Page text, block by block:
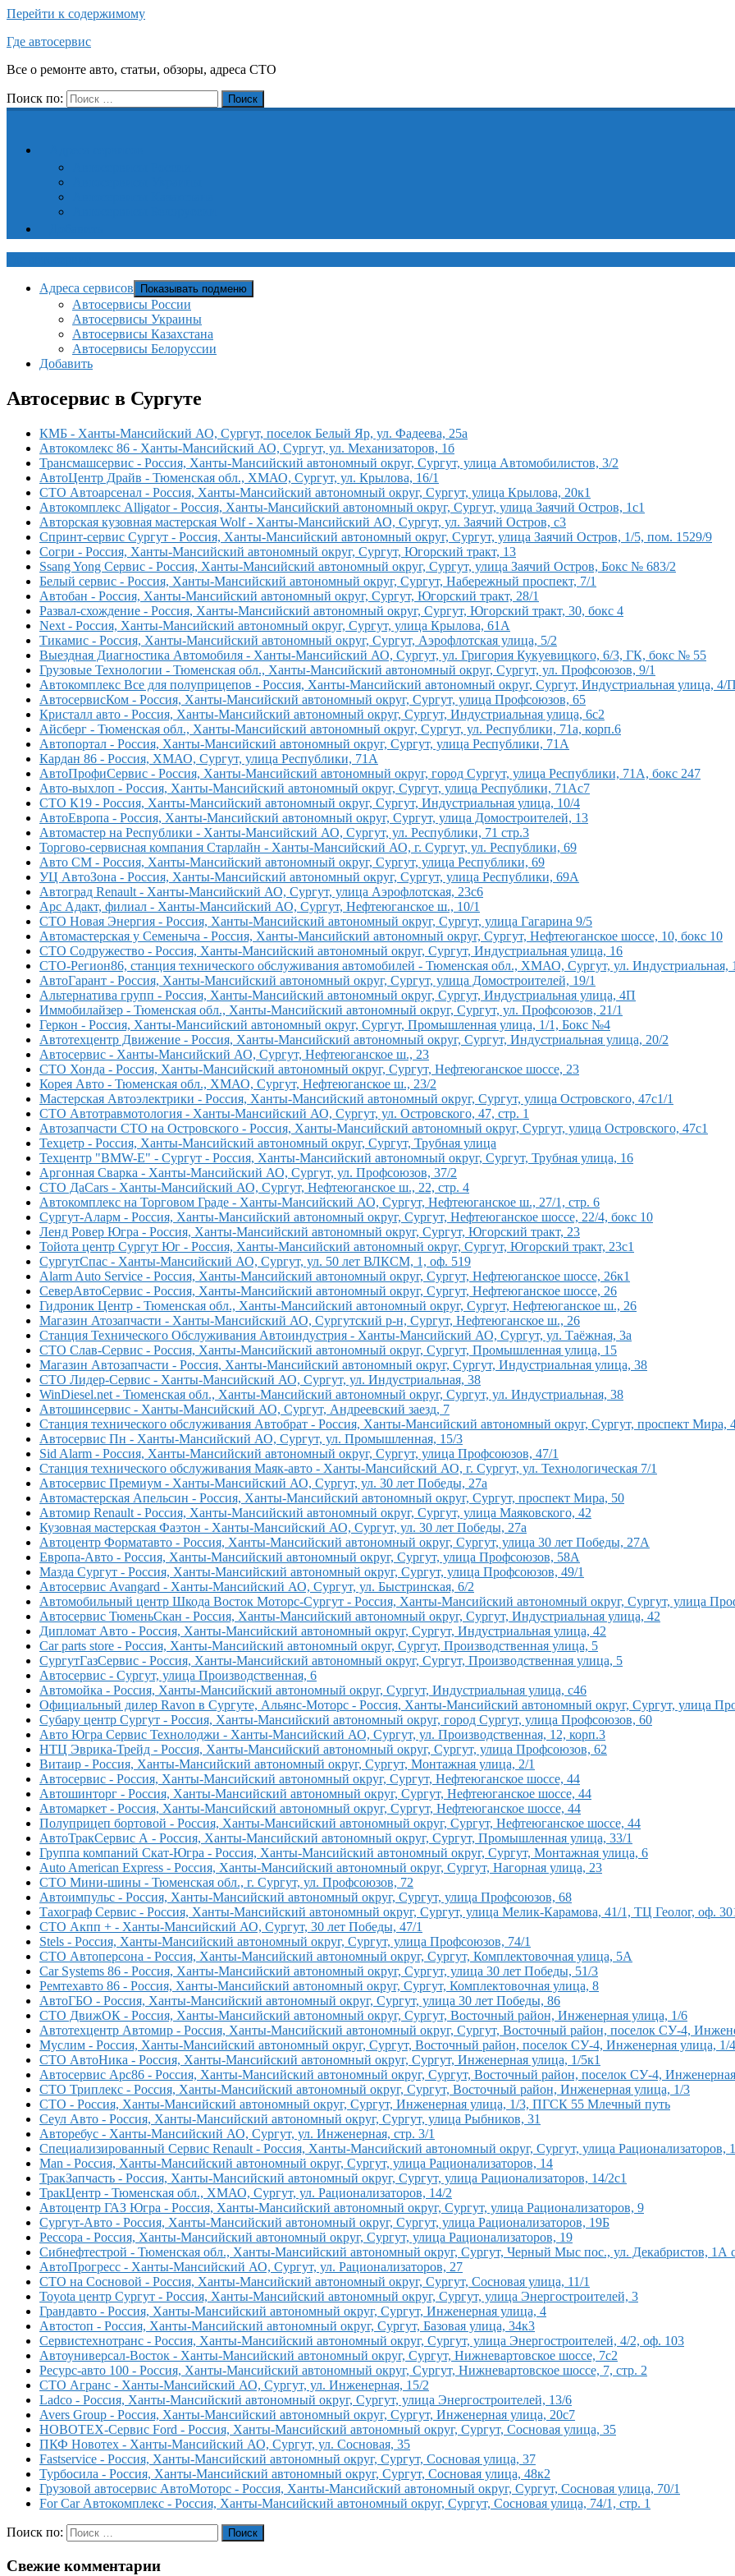
Перейти к содержимому
Где автосервис
Все о ремонте авто, статьи, обзоры, адреса СТО
Поиск по: Поиск
Адреса сервисов Показывать подменю
Автосервисы России
Автосервисы Украины
Автосервисы Казахстана
Автосервисы Белоруссии
Добавить
Автосервис в Сургуте
КМБ - Ханты-Мансийский АО, Сургут, поселок Белый Яр, ул. Фадеева, 25а
Автокомлекс 86 - Ханты-Мансийский АО, Сургут, ул. Механизаторов, 1б
Трансмашсервис - Россия, Ханты-Мансийский автономный округ, Сургут, улица Автомобилистов, 3/2
АвтоЦентр Драйв - Тюменская обл., ХМАО, Сургут, ул. Крылова, 16/1
СТО Автоарсенал - Россия, Ханты-Мансийский автономный округ, Сургут, улица Крылова, 20к1
Автокомплекс Alligator - Россия, Ханты-Мансийский автономный округ, Сургут, улица Заячий Остров, 1с1
Авторская кузовная мастерская Wolf - Ханты-Мансийский АО, Сургут, ул. Заячий Остров, с3
Спринт-сервис Сургут - Россия, Ханты-Мансийский автономный округ, Сургут, улица Заячий Остров, 1/5, пом. 1529/9
Согри - Россия, Ханты-Мансийский автономный округ, Сургут, Югорский тракт, 13
Ssang Yong Сервис - Россия, Ханты-Мансийский автономный округ, Сургут, улица Заячий Остров, Бокс № 683/2
Белый сервис - Россия, Ханты-Мансийский автономный округ, Сургут, Набережный проспект, 7/1
Автобан - Россия, Ханты-Мансийский автономный округ, Сургут, Югорский тракт, 28/1
Развал-схождение - Россия, Ханты-Мансийский автономный округ, Сургут, Югорский тракт, 30, бокс 4
Next - Россия, Ханты-Мансийский автономный округ, Сургут, улица Крылова, 61А
Тикамис - Россия, Ханты-Мансийский автономный округ, Сургут, Аэрофлотская улица, 5/2
Выездная Диагностика Автомобиля - Ханты-Мансийский АО, Сургут, ул. Григория Кукуевицкого, 6/3, ГК, бокс № 55
Грузовые Технологии - Тюменская обл., Ханты-Мансийский автономный округ, Сургут, ул. Профсоюзов, 9/1
Автокомплекс Все для полуприцепов - Россия, Ханты-Мансийский автономный округ, Сургут, Индустриальная улица, 4/
АвтосервисКом - Россия, Ханты-Мансийский автономный округ, Сургут, улица Профсоюзов, 65
Кристалл авто - Россия, Ханты-Мансийский автономный округ, Сургут, Индустриальная улица, 6с2
Айсберг - Тюменская обл., Ханты-Мансийский автономный округ, Сургут, ул. Республики, 71а, корп.6
Автопортал - Россия, Ханты-Мансийский автономный округ, Сургут, улица Республики, 71А
Кардан 86 - Россия, ХМАО, Сургут, улица Республики, 71А
АвтоПрофиСервис - Россия, Ханты-Мансийский автономный округ, город Сургут, улица Республики, 71А, бокс 247
Авто-выхлоп - Россия, Ханты-Мансийский автономный округ, Сургут, улица Республики, 71Ас7
СТО К19 - Россия, Ханты-Мансийский автономный округ, Сургут, Индустриальная улица, 10/4
АвтоЕвропа - Россия, Ханты-Мансийский автономный округ, Сургут, улица Домостроителей, 13
Автомастер на Республики - Ханты-Мансийский АО, Сургут, ул. Республики, 71 стр.3
Торгово-сервисная компания Старлайн - Ханты-Мансийский АО, г. Сургут, ул. Республики, 69
Авто СМ - Россия, Ханты-Мансийский автономный округ, Сургут, улица Республики, 69
УЦ АвтоЗона - Россия, Ханты-Мансийский автономный округ, Сургут, улица Республики, 69А
Автоград Renault - Ханты-Мансийский АО, Сургут, улица Аэрофлотская, 23с6
Арс Адакт, филиал - Ханты-Мансийский АО, Сургут, Нефтеюганское ш., 10/1
СТО Новая Энергия - Россия, Ханты-Мансийский автономный округ, Сургут, улица Гагарина 9/5
Автомастерская у Семеныча - Россия, Ханты-Мансийский автономный округ, Сургут, Нефтеюганское шоссе, 10, бокс 10
СТО Содружество - Россия, Ханты-Мансийский автономный округ, Сургут, Индустриальная улица, 16
СТО-Регион86, станция технического обслуживания автомобилей - Тюменская обл., ХМАО, Сургут, ул. Индустриальная,
АвтоГарант - Россия, Ханты-Мансийский автономный округ, Сургут, улица Домостроителей, 19/1
Альтернатива групп - Россия, Ханты-Мансийский автономный округ, Сургут, Индустриальная улица, 4П
Иммобилайзер - Тюменская обл., Ханты-Мансийский автономный округ, Сургут, ул. Профсоюзов, 21/1
Геркон - Россия, Ханты-Мансийский автономный округ, Сургут, Промышленная улица, 1/1, Бокс №4
Автотехцентр Движение - Россия, Ханты-Мансийский автономный округ, Сургут, Индустриальная улица, 20/2
Автосервис - Ханты-Мансийский АО, Сургут, Нефтеюганское ш., 23
СТО Хонда - Россия, Ханты-Мансийский автономный округ, Сургут, Нефтеюганское шоссе, 23
Корея Авто - Тюменская обл., ХМАО, Сургут, Нефтеюганское ш., 23/2
Мастерская Автоэлектрики - Россия, Ханты-Мансийский автономный округ, Сургут, улица Островского, 47с1/1
СТО Автотравмотология - Ханты-Мансийский АО, Сургут, ул. Островского, 47, стр. 1
Автозапчасти СТО на Островского - Россия, Ханты-Мансийский автономный округ, Сургут, улица Островского, 47с1
Техцетр - Россия, Ханты-Мансийский автономный округ, Сургут, Трубная улица
Техцентр "BMW-E" - Сургут - Россия, Ханты-Мансийский автономный округ, Сургут, Трубная улица, 16
Аргонная Сварка - Ханты-Мансийский АО, Сургут, ул. Профсоюзов, 37/2
СТО ДаCars - Ханты-Мансийский АО, Сургут, Нефтеюганское ш., 22, стр. 4
Автокомплекс на Торговом Граде - Ханты-Мансийский АО, Сургут, Нефтеюганское ш., 27/1, стр. 6
Сургут-Аларм - Россия, Ханты-Мансийский автономный округ, Сургут, Нефтеюганское шоссе, 22/4, бокс 10
Ленд Ровер Югра - Россия, Ханты-Мансийский автономный округ, Сургут, Югорский тракт, 23
Тойота центр Сургут Юг - Россия, Ханты-Мансийский автономный округ, Сургут, Югорский тракт, 23с1
СургутСпас - Ханты-Мансийский АО, Сургут, ул. 50 лет ВЛКСМ, 1, оф. 519
Alarm Auto Service - Россия, Ханты-Мансийский автономный округ, Сургут, Нефтеюганское шоссе, 26к1
СеверАвтоСервис - Россия, Ханты-Мансийский автономный округ, Сургут, Нефтеюганское шоссе, 26
Гидроник Центр - Тюменская обл., Ханты-Мансийский автономный округ, Сургут, Нефтеюганское ш., 26
Магазин Атозапчасти - Ханты-Мансийский АО, Сургутский р-н, Сургут, Нефтеюганское ш., 26
Станция Технического Обслуживания Автоиндустрия - Ханты-Мансийский АО, Сургут, ул. Таёжная, 3а
СТО Слав-Сервис - Россия, Ханты-Мансийский автономный округ, Сургут, Промышленная улица, 15
Магазин Автозапчасти - Россия, Ханты-Мансийский автономный округ, Сургут, Индустриальная улица, 38
СТО Лидер-Сервис - Ханты-Мансийский АО, Сургут, ул. Индустриальная, 38
WinDiesel.net - Тюменская обл., Ханты-Мансийский автономный округ, Сургут, ул. Индустриальная, 38
Автошинсервис - Ханты-Мансийский АО, Сургут, Андреевский заезд, 7
Станция технического обслуживания Автобрат - Россия, Ханты-Мансийский автономный округ, Сургут, проспект Мира,
Автосервис Пн - Ханты-Мансийский АО, Сургут, ул. Промышленная, 15/3
Sid Alarm - Россия, Ханты-Мансийский автономный округ, Сургут, улица Профсоюзов, 47/1
Станция технического обслуживания Маяк-авто - Ханты-Мансийский АО, г. Сургут, ул. Технологическая 7/1
Автосервис Премиум - Ханты-Мансийский АО, Сургут, ул. 30 лет Победы, 27а
Автомастерская Апельсин - Россия, Ханты-Мансийский автономный округ, Сургут, проспект Мира, 50
Автомир Renault - Россия, Ханты-Мансийский автономный округ, Сургут, улица Маяковского, 42
Кузовная мастерская Фаэтон - Ханты-Мансийский АО, Сургут, ул. 30 лет Победы, 27а
Автоцентр Форматавто - Россия, Ханты-Мансийский автономный округ, Сургут, улица 30 лет Победы, 27А
Европа-Авто - Россия, Ханты-Мансийский автономный округ, Сургут, улица Профсоюзов, 58А
Мазда Сургут - Россия, Ханты-Мансийский автономный округ, Сургут, улица Профсоюзов, 49/1
Автосервис Avangard - Ханты-Мансийский АО, Сургут, ул. Быстринская, 6/2
Автомобильный центр Шкода Восток Моторс-Сургут - Россия, Ханты-Мансийский автономный округ, Сургут, улица
Автосервис ТюменьСкан - Россия, Ханты-Мансийский автономный округ, Сургут, Индустриальная улица, 42
Дипломат Авто - Россия, Ханты-Мансийский автономный округ, Сургут, Индустриальная улица, 42
Car parts store - Россия, Ханты-Мансийский автономный округ, Сургут, Производственная улица, 5
СургутГазСервис - Россия, Ханты-Мансийский автономный округ, Сургут, Производственная улица, 5
Автосервис - Сургут, улица Производственная, 6
Автомойка - Россия, Ханты-Мансийский автономный округ, Сургут, Индустриальная улица, с46
Официальный дилер Ravon в Сургуте, Альянс-Моторс - Россия, Ханты-Мансийский автономный округ, Сургут, улица
Субару центр Сургут - Россия, Ханты-Мансийский автономный округ, город Сургут, улица Профсоюзов, 60
Авто Югра Сервис Технолоджи - Ханты-Мансийский АО, Сургут, ул. Производственная, 12, корп.3
НТЦ Эврика-Трейд - Россия, Ханты-Мансийский автономный округ, Сургут, улица Профсоюзов, 62
Витаир - Россия, Ханты-Мансийский автономный округ, Сургут, Монтажная улица, 2/1
Автосервис - Россия, Ханты-Мансийский автономный округ, Сургут, Нефтеюганское шоссе, 44
Автошинторг - Россия, Ханты-Мансийский автономный округ, Сургут, Нефтеюганское шоссе, 44
Автомаркет - Россия, Ханты-Мансийский автономный округ, Сургут, Нефтеюганское шоссе, 44
Полуприцеп бортовой - Россия, Ханты-Мансийский автономный округ, Сургут, Нефтеюганское шоссе, 44
АвтоТракСервис А - Россия, Ханты-Мансийский автономный округ, Сургут, Промышленная улица, 33/1
Группа компаний Скат-Югра - Россия, Ханты-Мансийский автономный округ, Сургут, Монтажная улица, 6
Auto American Express - Россия, Ханты-Мансийский автономный округ, Сургут, Нагорная улица, 23
СТО Мини-шины - Тюменская обл., г. Сургут, ул. Профсоюзов, 72
Автоимпульс - Россия, Ханты-Мансийский автономный округ, Сургут, улица Профсоюзов, 68
Тахограф Сервис - Россия, Ханты-Мансийский автономный округ, Сургут, улица Мелик-Карамова, 41/1, ТЦ Геолог, оф.
СТО Акпп + - Ханты-Мансийский АО, Сургут, 30 лет Победы, 47/1
Stels - Россия, Ханты-Мансийский автономный округ, Сургут, улица Профсоюзов, 74/1
СТО Автоперсона - Россия, Ханты-Мансийский автономный округ, Сургут, Комплектовочная улица, 5А
Car Systems 86 - Россия, Ханты-Мансийский автономный округ, Сургут, улица 30 лет Победы, 51/3
Ремтехавто 86 - Россия, Ханты-Мансийский автономный округ, Сургут, Комплектовочная улица, 8
АвтоГБО - Россия, Ханты-Мансийский автономный округ, Сургут, улица 30 лет Победы, 86
СТО ДвижОК - Россия, Ханты-Мансийский автономный округ, Сургут, Восточный район, Инженерная улица, 1/6
Автотехцентр Автомир - Россия, Ханты-Мансийский автономный округ, Сургут, Восточный район, поселок СУ-4,
Муслим - Россия, Ханты-Мансийский автономный округ, Сургут, Восточный район, поселок СУ-4, Инженерная улица, 1/4
СТО АвтоНика - Россия, Ханты-Мансийский автономный округ, Сургут, Инженерная улица, 1/5к1
Автосервис Арс86 - Россия, Ханты-Мансийский автономный округ, Сургут, Восточный район, поселок СУ-4,
СТО Триплекс - Россия, Ханты-Мансийский автономный округ, Сургут, Восточный район, Инженерная улица, 1/3
СТО - Россия, Ханты-Мансийский автономный округ, Сургут, Инженерная улица, 1/3, ПГСК 55 Млечный путь
Сеул Авто - Россия, Ханты-Мансийский автономный округ, Сургут, улица Рыбников, 31
Авторебус - Ханты-Мансийский АО, Сургут, ул. Инженерная, стр. 3/1
Специализированный Сервис Renault - Россия, Ханты-Мансийский автономный округ, Сургут, улица Рационализаторов,
Man - Россия, Ханты-Мансийский автономный округ, Сургут, улица Рационализаторов, 14
ТракЗапчасть - Россия, Ханты-Мансийский автономный округ, Сургут, улица Рационализаторов, 14/2с1
ТракЦентр - Тюменская обл., ХМАО, Сургут, ул. Рационализаторов, 14/2
Автоцентр ГАЗ Югра - Россия, Ханты-Мансийский автономный округ, Сургут, улица Рационализаторов, 9
Сургут-Авто - Россия, Ханты-Мансийский автономный округ, Сургут, улица Рационализаторов, 19Б
Рессора - Россия, Ханты-Мансийский автономный округ, Сургут, улица Рационализаторов, 19
Сибнефтестрой - Тюменская обл., Ханты-Мансийский автономный округ, Сургут, Черный Мыс пос., ул. Декабристов, 1А
АвтоПрогресс - Ханты-Мансийский АО, Сургут, ул. Рационализаторов, 27
СТО на Сосновой - Россия, Ханты-Мансийский автономный округ, Сургут, Сосновая улица, 11/1
Toyota центр Сургут - Россия, Ханты-Мансийский автономный округ, Сургут, улица Энергостроителей, 3
Грандавто - Россия, Ханты-Мансийский автономный округ, Сургут, Инженерная улица, 4
Автостоп - Россия, Ханты-Мансийский автономный округ, Сургут, Базовая улица, 34к3
Сервистехнотранс - Россия, Ханты-Мансийский автономный округ, Сургут, улица Энергостроителей, 4/2, оф. 103
Автоуниверсал-Восток - Ханты-Мансийский автономный округ, Сургут, Нижневартовское шоссе, 7с2
Ресурс-авто 100 - Россия, Ханты-Мансийский автономный округ, Сургут, Нижневартовское шоссе, 7, стр. 2
СТО Агранс - Ханты-Мансийский АО, Сургут, ул. Инженерная, 15/2
Ladco - Россия, Ханты-Мансийский автономный округ, Сургут, улица Энергостроителей, 13/6
Avers Group - Россия, Ханты-Мансийский автономный округ, Сургут, Инженерная улица, 20с7
НОВОТЕХ-Сервис Ford - Россия, Ханты-Мансийский автономный округ, Сургут, Сосновая улица, 35
ПКФ Новотех - Ханты-Мансийский АО, Сургут, ул. Сосновая, 35
Fastservice - Россия, Ханты-Мансийский автономный округ, Сургут, Сосновая улица, 37
Турбосила - Россия, Ханты-Мансийский автономный округ, Сургут, Сосновая улица, 48к2
Грузовой автосервис АвтоМоторс - Россия, Ханты-Мансийский автономный округ, Сургут, Сосновая улица, 70/1
For Car Автокомплекс - Россия, Ханты-Мансийский автономный округ, Сургут, Сосновая улица, 74/1, стр. 1
Поиск по: Поиск
Свежие комментарии